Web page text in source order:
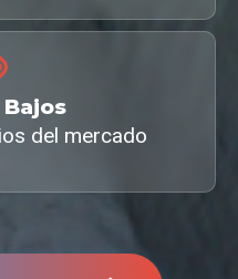
del mercado